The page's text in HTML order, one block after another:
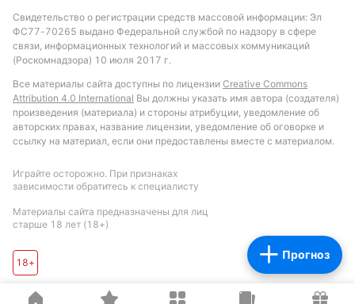
Прогноз
Свидетельство о регистрации средств массовой информации: Эл
ФС77-70265 выдано Федеральной службой по надзору в сфере
связи, информационных технологий и массовых коммуникаций
(Роскомнадзора) 10 июля 2017 г.
Все материалы сайта доступны по лицензии Creative Commons
Attribution 4.0 International Вы должны указать имя автора (создателя)
произведения (материала) и стороны атрибуции, уведомление об
авторских правах, название лицензии, уведомление об оговорке и
ссылку на материал, если они предоставлены вместе с материалом.
Играйте осторожно. При признаках
зависимости обратитесь к специалисту
Материалы сайта предназначены для лиц
старше 18 лет (18+)
18+